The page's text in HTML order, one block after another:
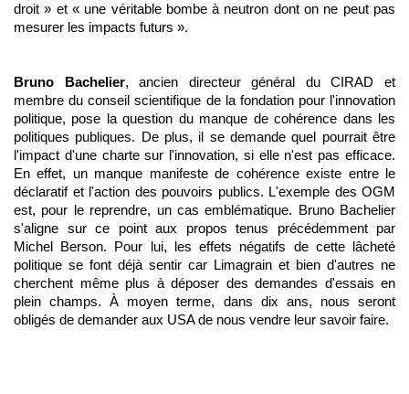
droit » et « une véritable bombe à neutron dont on ne peut pas
mesurer les impacts futurs ».
Bruno Bachelier, ancien directeur général du CIRAD et
membre du conseil scientifique de la fondation pour l'innovation
politique, pose la question du manque de cohérence dans les
politiques publiques. De plus, il se demande quel pourrait être
l'impact d'une charte sur l'innovation, si elle n'est pas efficace.
En effet, un manque manifeste de cohérence existe entre le
déclaratif et l'action des pouvoirs publics. L'exemple des OGM
est, pour le reprendre, un cas emblématique. Bruno Bachelier
s'aligne sur ce point aux propos tenus précédemment par
Michel Berson. Pour lui, les effets négatifs de cette lâcheté
politique se font déjà sentir car Limagrain et bien d'autres ne
cherchent même plus à déposer des demandes d'essais en
plein champs. À moyen terme, dans dix ans, nous seront
obligés de demander aux USA de nous vendre leur savoir faire.